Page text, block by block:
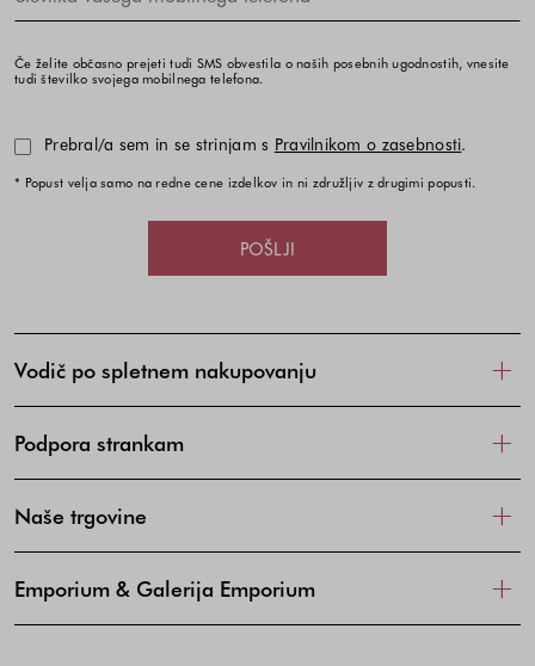
Če želite občasno prejeti tudi SMS obvestila o naših posebnih ugodnostih, vnesite
tudi številko svojega mobilnega telefona.
Prebral/a sem in se strinjam s Pravilnikom o zasebnosti.
* Popust velja samo na redne cene izdelkov in ni združljiv z drugimi popusti.
POŠLJI
Vodič po spletnem nakupovanju
Podpora strankam
Naše trgovine
Emporium & Galerija Emporium